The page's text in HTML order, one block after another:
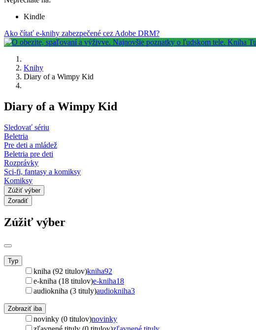
Kindle
Ako čítať e-knihy zabezpečené cez Adobe DRM?
Knihy
Diary of a Wimpy Kid
Diary of a Wimpy Kid
Sledovať sériu
Beletria
Pre deti a mládež
Beletria pre deti
Rozprávky
Sci-fi, fantasy a komiksy
Komiksy
Zúžiť výber
Zoradiť
Zúžiť výber
Typ
kniha (92 titulov)kniha92
e-kniha (18 titulov)e-kniha18
audiokniha (3 tituly)audiokniha3
Zobraziť iba
novinky (0 titulov)novinky